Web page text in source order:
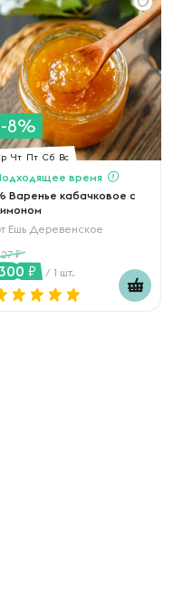
-8%
Чт Пт Сб Вс
время
Варенье кабачковое с
Ешь Деревенское
/ 1 шт.